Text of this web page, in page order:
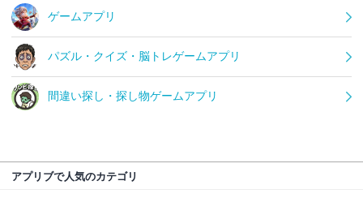
ゲームアプリ
パズル・クイズ・脳トレゲームアプリ
間違い探し・探し物ゲームアプリ
アプリブで人気のカテゴリ